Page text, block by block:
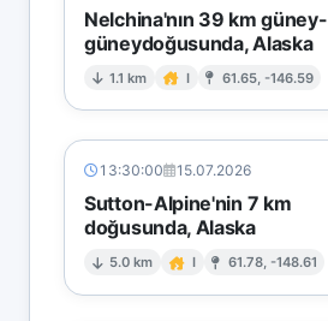
Nelchina'nın 39 km güney-
güneydoğusunda, Alaska
1.1 km I 61.65, -146.59
13:30:00 15.07.2026
Sutton-Alpine'nin 7 km
doğusunda, Alaska
5.0 km I 61.78, -148.61